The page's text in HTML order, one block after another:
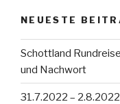
NEUESTE
Schottland
und Nachwort
31.7.2022 –